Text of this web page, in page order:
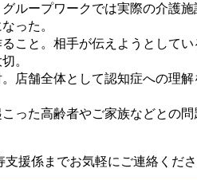
ループワークでは実際の介護
った。
こと。相手が伝えようとしてい
。
店舗全体として認知症への理
った高齢者やご家族などとの問
援係までお気軽にご連絡くださ